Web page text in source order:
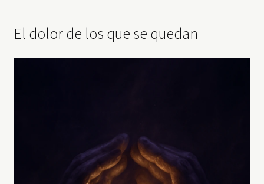
El dolor de los que se quedan